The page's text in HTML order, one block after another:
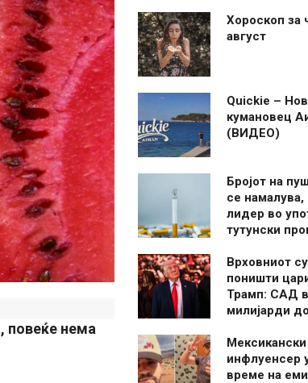
повеќе нема
Хороскоп за
август
Quickie –
кумановец
(ВИДЕО)
Бројот на
се намалува,
лидер во
тутунски
Врховниот
поништи
Трамп: САД
милијарди
Мексикански
инфлуенсер
време на